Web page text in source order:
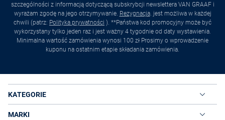
szczególności z informacją dotyczącą subskrybcji newslettera VAN GRAAF i
wyrażam zgodę na jego otrzymywanie. Rezygnacja. jest możliwa w każdej
chwili (patrz: Polityka prywatności ). **Państwa kod promocyjny może być
wykorzystany tylko jeden raz i jest ważny 4 tygodnie od daty wystawienia.
Minimalna wartość zamówienia wynosi 100 zł Prosimy o wprowadzenie
kuponu na ostatnim etapie składania zamówienia.
KATEGORIE
MARKI